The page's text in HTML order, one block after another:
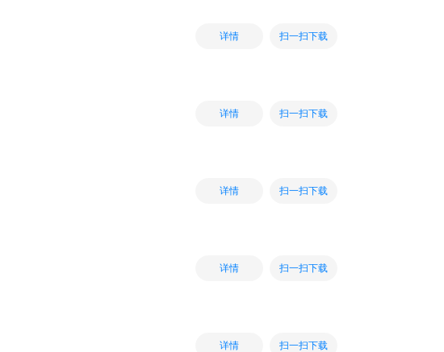
详情 扫一扫下载
详情 扫一扫下载
详情 扫一扫下载
详情 扫一扫下载
详情 扫一扫下载